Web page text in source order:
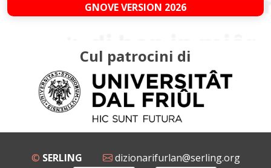
GNOVE VERSION 2026
Cul patrocini di
© SERLING dizionarifurlan@serling.org